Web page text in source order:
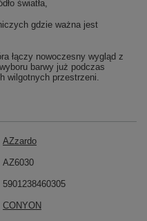
światła,
gdzie ważna jest
łączy nowoczesny wygląd z
barwy już podczas
wilgotnych przestrzeni.
AZzardo
AZ6030
5901238460305
CONYON